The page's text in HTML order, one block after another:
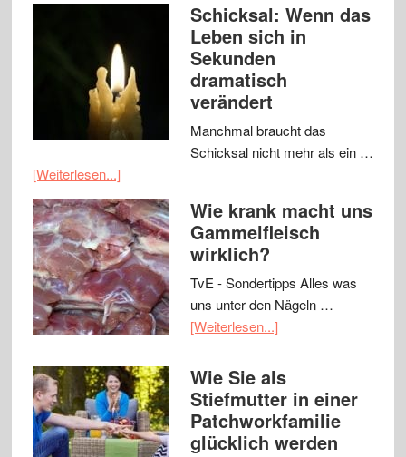
Schicksal: Wenn das
Leben sich in
Sekunden
dramatisch
verändert
Manchmal braucht das
Schicksal nicht mehr als ein …
[Weiterlesen...]
Wie krank macht uns
Gammelfleisch
wirklich?
TvE - Sondertipps Alles was
uns unter den Nägeln …
[Weiterlesen...]
Wie Sie als
Stiefmutter in einer
Patchworkfamilie
glücklich werden